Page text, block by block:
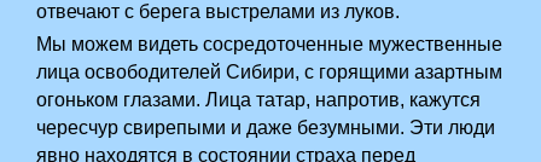
отвечают с берега выстрелами из луков.
Мы можем видеть сосредоточенные мужественные
лица освободителей Сибири, с горящими азартным
огоньком глазами. Лица татар, напротив, кажутся
чересчур свирепыми и даже безумными. Эти люди
явно находятся в состоянии страха перед